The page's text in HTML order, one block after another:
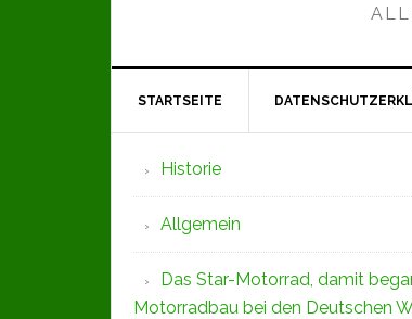
STARTSEITE
Seitenspalte
Historie
Allgemein
Das Star-Motorrad, damit
Motorradbau bei den Deutschen